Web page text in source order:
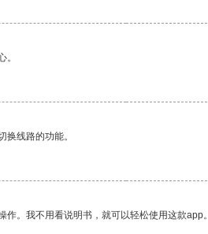
。
线路的功能。
。我不用看说明书，就可以轻松使用这款app。